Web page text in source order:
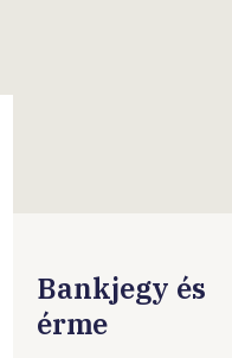
Bankjegy és
érme